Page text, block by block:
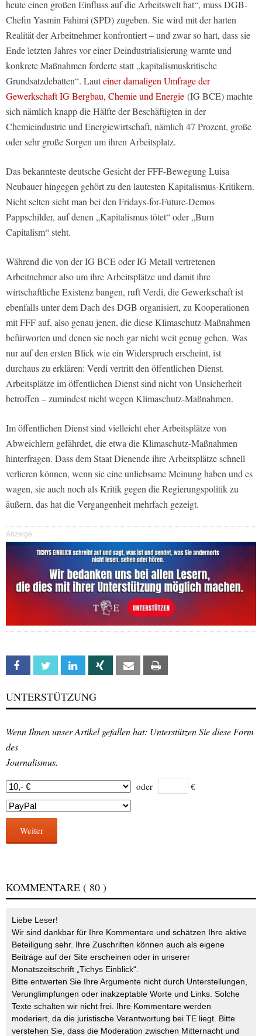
heute einen großen Einfluss auf die Arbeitswelt hat“, muss DGB-
Chefin Yasmin Fahimi (SPD) zugeben. Sie wird mit der harten
Realität der Arbeitnehmer konfrontiert – und zwar so hart, dass sie
Ende letzten Jahres vor einer Deindustrialisierung warnte und
konkrete Maßnahmen forderte statt „kapitalismuskritische
Grundsatzdebatten“. Lauteiner damaligen Umfrage der
Gewerkschaft IG Bergbau, Chemie und Energie (IG BCE) machte
sich nämlich knapp die Hälfte der Beschäftigten in der
Chemieindustrie und Energiewirtschaft, nämlich 47 Prozent, große
oder sehr große Sorgen um ihren Arbeitsplatz.
Das bekannteste deutsche Gesicht der FFF-Bewegung Luisa
Neubauer hingegen gehört zu den lautesten Kapitalismus-Kritikern.
Nicht selten sieht man bei den Fridays-for-Future-Demos
Pappschilder, auf denen „Kapitalismus tötet“ oder „Burn
Capitalism“ steht.
Während die von der IG BCE oder IG Metall vertretenen
Arbeitnehmer also um ihre Arbeitsplätze und damit ihre
wirtschaftliche Existenz bangen, ruft Verdi, die Gewerkschaft ist
ebenfalls unter dem Dach des DGB organisiert, zu Kooperationen
mit FFF auf, also genau jenen, die diese Klimaschutz-Maßnahmen
befürworten und denen sie noch gar nicht weit genug gehen. Was
nur auf den ersten Blick wie ein Widerspruch erscheint, ist
durchaus zu erklären: Verdi vertritt den öffentlichen Dienst.
Arbeitsplätze im öffentlichen Dienst sind nicht von Unsicherheit
betroffen – zumindest nicht wegen Klimaschutz-Maßnahmen.
Im öffentlichen Dienst sind vielleicht eher Arbeitsplätze von
Abweichlern gefährdet, die etwa die Klimaschutz-Maßnahmen
hinterfragen. Dass dem Staat Dienende ihre Arbeitsplätze schnell
verlieren können, wenn sie eine unliebsame Meinung haben und es
wagen, sie auch noch als Kritik gegen die Regierungspolitik zu
äußern, das hat die Vergangenheit mehrfach gezeigt.
Anzeige
Facebook Twitter Linkedin Xing Email
UNTERSTÜTZUNG
Wenn Ihnen unser Artikel gefallen hat: Unterstützen Sie diese Form
des
Journalismus.
oder €
Weiter
KOMMENTARE ( 80 )
Liebe Leser!
Wir sind dankbar für Ihre Kommentare und schätzen Ihre aktive
Beteiligung sehr. Ihre Zuschriften können auch als eigene
Beiträge auf der Site erscheinen oder in unserer
Monatszeitschrift „Tichys Einblick“.
Bitte entwerten Sie Ihre Argumente nicht durch Unterstellungen,
Verunglimpfungen oder inakzeptable Worte und Links. Solche
Texte schalten wir nicht frei. Ihre Kommentare werden
moderiert, da die juristische Verantwortung bei TE liegt. Bitte
verstehen Sie, dass die Moderation zwischen Mitternacht und